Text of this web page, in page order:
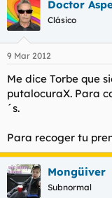
ABRE
CUANDO
UNA
JÓDETE.
Doctor
Clásico
9 Mar 2012
Me dice Torbe que
putalocuraX. Para
´s.
Para recoger tu
Mongüiver
Subnormal